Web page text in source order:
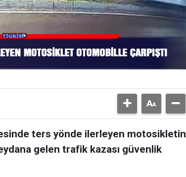
ters yönde ilerleyen motosikletin
gelen trafik kazası güvenlik